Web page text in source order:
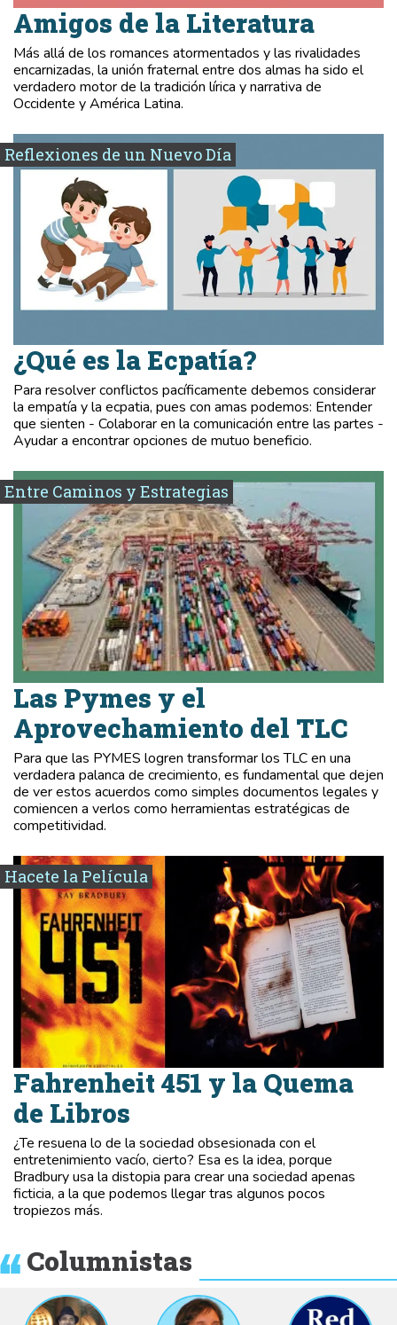
Amigos de la Literatura
Más allá de los romances atormentados y las rivalidades
encarnizadas, la unión fraternal entre dos almas ha sido el
verdadero motor de la tradición lírica y narrativa de
Occidente y América Latina.
Reflexiones de un Nuevo Día
¿Qué es la Ecpatía?
Para resolver conflictos pacíficamente debemos considerar
la empatía y la ecpatia, pues con amas podemos: Entender
que sienten - Colaborar en la comunicación entre las partes -
Ayudar a encontrar opciones de mutuo beneficio.
Entre Caminos y Estrategias
Las Pymes y el
Aprovechamiento del TLC
Para que las PYMES logren transformar los TLC en una
verdadera palanca de crecimiento, es fundamental que dejen
de ver estos acuerdos como simples documentos legales y
comiencen a verlos como herramientas estratégicas de
competitividad.
Hacete la Película
Fahrenheit 451 y la Quema
de Libros
¿Te resuena lo de la sociedad obsesionada con el
entretenimiento vacío, cierto? Esa es la idea, porque
Bradbury usa la distopia para crear una sociedad apenas
ficticia, a la que podemos llegar tras algunos pocos
tropiezos más.
Columnistas